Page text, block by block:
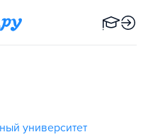
университет